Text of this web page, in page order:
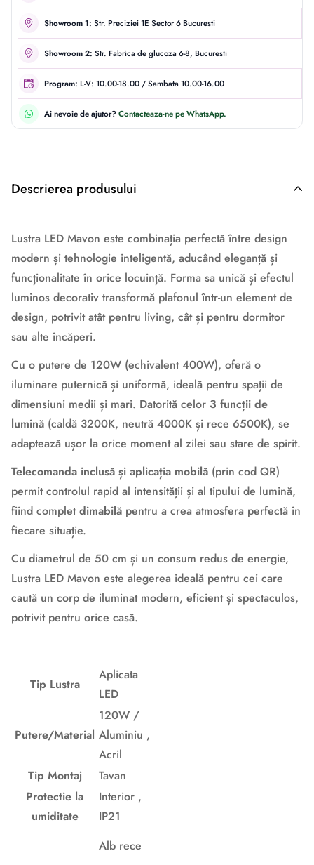
Showroom 1: Str. Preciziei 1E Sector 6 Bucuresti
Showroom 2: Str. Fabrica de glucoza 6-8, Bucuresti
Program: L-V: 10.00-18.00 / Sambata 10.00-16.00
Ai nevoie de ajutor?Contacteaza-ne pe WhatsApp.
Descrierea produsului
Lustra LED Mavon este combinația perfectă între design
modern și tehnologie inteligentă, aducând eleganță și
funcționalitate în orice locuință. Forma sa unică și efectul
luminos decorativ transformă plafonul într-un element de
design, potrivit atât pentru living, cât și pentru dormitor
sau alte încăperi.
Cu o putere de 120W (echivalent 400W), oferă o
iluminare puternică și uniformă, ideală pentru spații de
dimensiuni medii și mari. Datorită celor 3 funcții de
lumină (caldă 3200K, neutră 4000K și rece 6500K), se
adaptează ușor la orice moment al zilei sau stare de spirit.
Telecomanda inclusă și aplicația mobilă (prin cod QR)
permit controlul rapid al intensității și al tipului de lumină,
fiind completdimabilă pentru a crea atmosfera perfectă în
fiecare situație.
Cu diametrul de 50 cm și un consum redus de energie,
Lustra LED Mavon este alegerea ideală pentru cei care
caută un corp de iluminat modern, eficient și spectaculos,
potrivit pentru orice casă.
Tip Lustra
Aplicata
LED
Putere/Material
120W /
Aluminiu ,
Acril
Tip Montaj
Tavan
Protectie la
umiditate
Interior ,
IP21
Alb rece